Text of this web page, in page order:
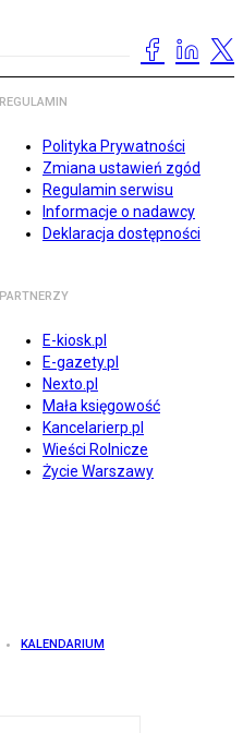
REGULAMIN
Polityka Prywatności
Zmiana ustawień zgód
Regulamin serwisu
Informacje o nadawcy
Deklaracja dostępności
PARTNERZY
E-kiosk.pl
E-gazety.pl
Nexto.pl
Mała księgowość
Kancelarierp.pl
Wieści Rolnicze
Życie Warszawy
KALENDARIUM